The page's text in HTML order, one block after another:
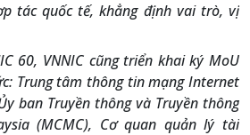
tác quốc tế, khẳng định vai trò, vị
60, VNNIC cũng triển khai ký MoU
Trung tâm thông tin mạng Internet
ban Truyền thông và Truyền thông
(MCMC), Cơ quan quản lý tài